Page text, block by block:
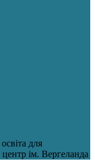
для
ім. Вергеланда